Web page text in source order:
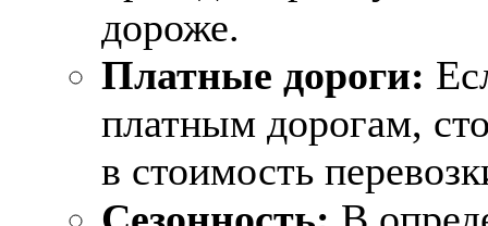
дороже.
Платные дороги:
платным дорогам,
в стоимость